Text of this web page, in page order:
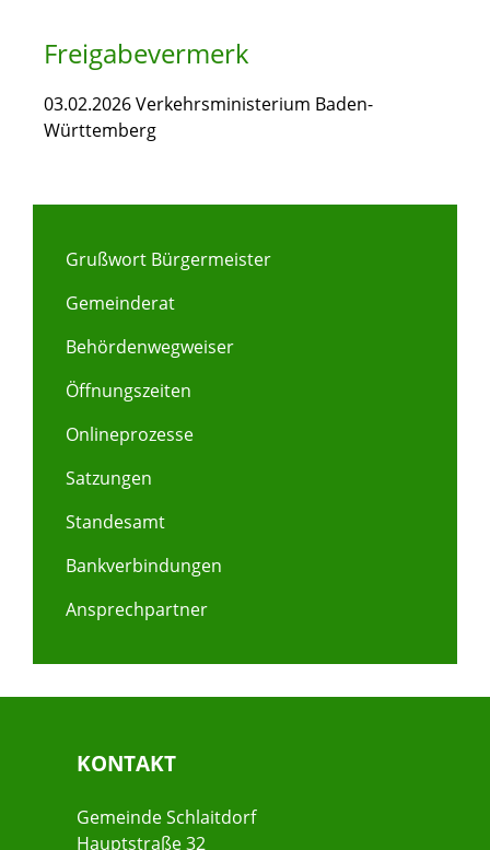
Freigabevermerk
03.02.2026 Verkehrsministerium Baden-
Württemberg
Grußwort Bürgermeister
Gemeinderat
Behördenwegweiser
Öffnungszeiten
Onlineprozesse
Satzungen
Standesamt
Bankverbindungen
Ansprechpartner
KONTAKT
Gemeinde Schlaitdorf
Hauptstraße 32